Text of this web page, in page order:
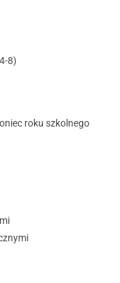
8)
roku szkolnego